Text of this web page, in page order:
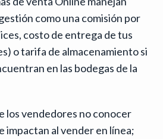
como una comisión por
costo de entrega de tus
o tarifa de almacenamiento si
en las bodegas de la
los vendedores no conocer
impactan al vender en línea;